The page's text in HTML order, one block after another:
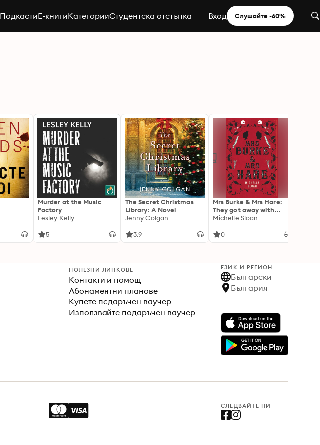
ПодкастиE-книгиКатегорииСтудентска отстъпка Вход Слушайте -60%
Murder at the Music
Factory
Lesley Kelly
5
The Secret Christmas
Library: A Novel
Jenny Colgan
3.9
Mrs Burke & Mrs Hare:
They got away with
murder once . . .
Michelle Sloan
0
ПОЛЕЗНИ ЛИНКОВЕ
Контакти и помощ
Абонаментни планове
Купете подаръчен ваучер
Използвайте подаръчен ваучер
ЕЗИК И РЕГИОН
Български
България
СЛЕДВАЙТЕ НИ